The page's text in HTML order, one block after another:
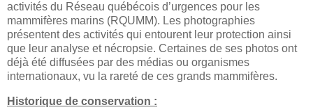
activités du Réseau québécois d’urgences pour les
mammifères marins (RQUMM). Les photographies
présentent des activités qui entourent leur protection ainsi
que leur analyse et nécropsie. Certaines de ses photos ont
déjà été diffusées par des médias ou organismes
internationaux, vu la rareté de ces grands mammifères.
Historique de conservation :